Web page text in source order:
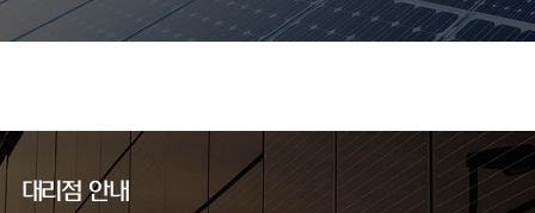
대리점 안내